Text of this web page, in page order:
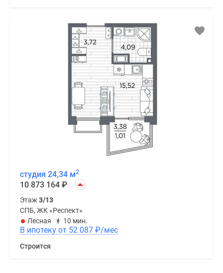
студия 24,34 м2
10 873 164 ₽
Этаж3/13
СПБ, ЖК «Респект»
Лесная
10 мин.
В ипотеку от 52 087 ₽/мес
Строится